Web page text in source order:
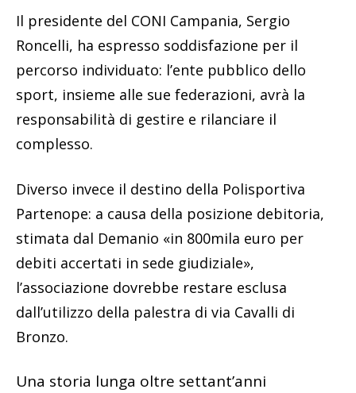
Il presidente del CONI Campania, Sergio
Roncelli, ha espresso soddisfazione per il
percorso individuato: l’ente pubblico dello
sport, insieme alle sue federazioni, avrà la
responsabilità di gestire e rilanciare il
complesso.
Diverso invece il destino della Polisportiva
Partenope: a causa della posizione debitoria,
stimata dal Demanio «in 800mila euro per
debiti accertati in sede giudiziale»,
l’associazione dovrebbe restare esclusa
dall’utilizzo della palestra di via Cavalli di
Bronzo.
Una storia lunga oltre settant’anni